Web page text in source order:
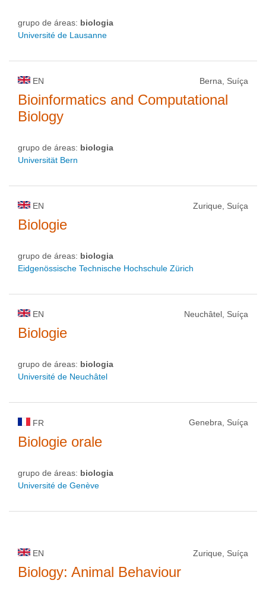
grupo de áreas: biologia
Université de Lausanne
EN Berna, Suíça
Bioinformatics and Computational
Biology
grupo de áreas: biologia
Universität Bern
EN Zurique, Suíça
Biologie
grupo de áreas: biologia
Eidgenössische Technische Hochschule Zürich
EN Neuchâtel, Suíça
Biologie
grupo de áreas: biologia
Université de Neuchâtel
FR Genebra, Suíça
Biologie orale
grupo de áreas: biologia
Université de Genève
EN Zurique, Suíça
Biology: Animal Behaviour